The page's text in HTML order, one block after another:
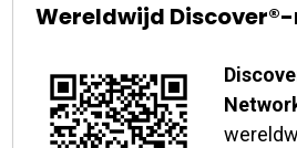
Wereldwijd